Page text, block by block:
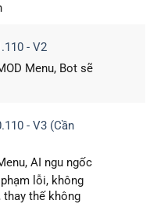
- V2
Menu, Bot sẽ
- V3 (Cần
AI ngu ngốc
lỗi, không
thay thế không